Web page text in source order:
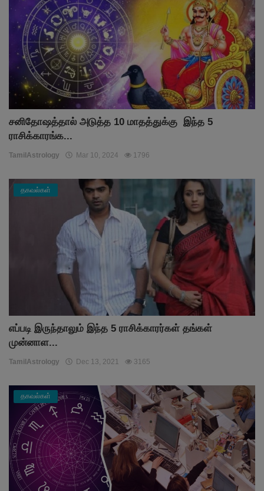
சனிதோஷத்தால் அடுத்த 10 மாதத்துக்கு இந்த 5
ராசிக்காரங்க...
TamilAstrology Mar 10, 2024 1796
தகவல்கள்
எப்படி இருந்தாலும் இந்த 5 ராசிக்காரர்கள் தங்கள்
முன்னாள...
TamilAstrology Dec 13, 2021 3165
தகவல்கள்